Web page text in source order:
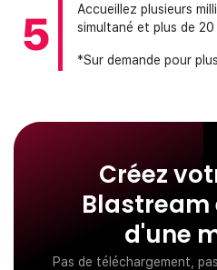
5
Accueillez plusieurs
simultané et plus de
*Sur demande pour
Créez
Blastream
d'une
Pas de téléchargement,